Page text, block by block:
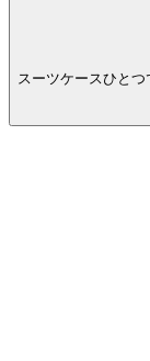
スーツケースひと